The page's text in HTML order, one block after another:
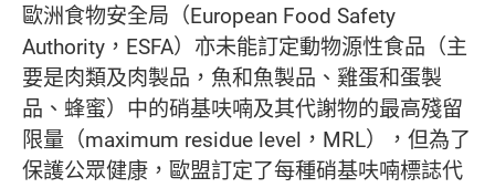
歐洲食物安全局（European Food Safety
Authority，ESFA）亦未能訂定動物源性食品（主
要是肉類及肉製品，魚和魚製品、雞蛋和蛋製
品、蜂蜜）中的硝基呋喃及其代謝物的最高殘留
限量（maximum residue level，MRL），但為了
保護公眾健康，歐盟訂定了每種硝基呋喃標誌代